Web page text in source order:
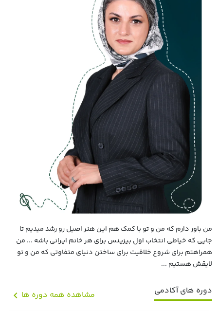
من باور دارم که من و تو با کمک هم این هنر اصیل رو رشد میدیم تا
جایی که خیاطی انتخاب اول بیزینس برای هر خانم ایرانی باشه ... من
همراهتم برای شروع خلاقیت برای ساختن دنیای متفاوتی که من و تو
لایقش هستیم ...
دوره های آکادمی مشاهده همه دوره ها chevron_left